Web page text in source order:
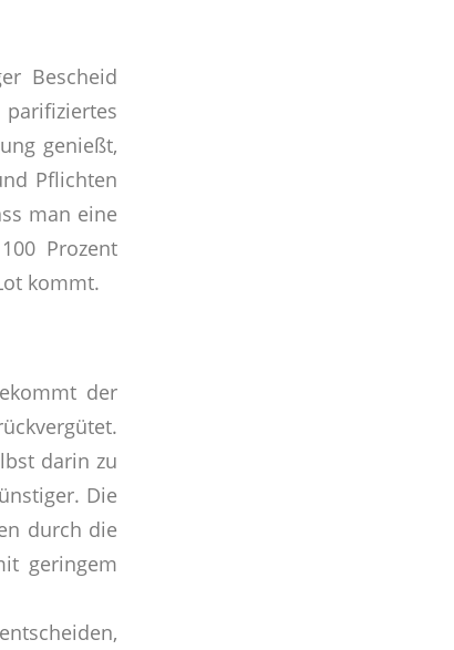
Bescheid
genießt,
Pflichten
man eine
Prozent
kommt.
der
darin zu
Die
durch die
geringem